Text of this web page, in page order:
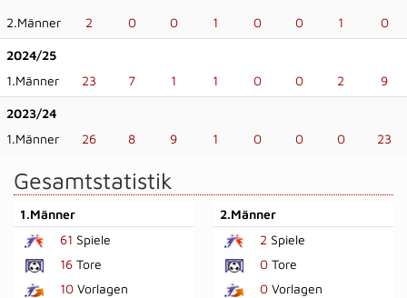
2.Männer 2 0 0 1 0 0 1 0
2024/25
1.Männer
23 7 1 1 0 0 2 9
2023/24
1.Männer
26 8 9 1 0 0 0 23
Gesamtstatistik
1.Männer
61 Spiele
16 Tore
10 Vorlagen
2.Männer
2 Spiele
0Tore
0Vorlagen